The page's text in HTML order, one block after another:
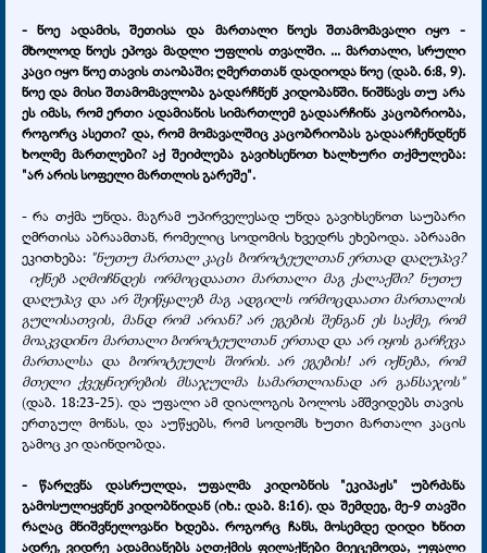
- ნოე ადამის, შეთისა და მართალი ნოეს შთამომავალი იყო -
მხოლოდ ნოეს ეპოვა მადლი უფლის თვალში. ... მართალი, სრული
კაცი იყო ნოე თავის თაობაში; ღმერთთან დადიოდა ნოე (დაბ. 6:8, 9).
ნოე და მისი შთამომავლობა გადარჩნენ კიდობანში. ნიშნავს თუ არა
ეს იმას, რომ ერთი ადამიანის სიმართლემ გადაარჩინა კაცობრიობა,
როგორც ასეთი? და, რომ მომავალშიც კაცობრიობას გადაარჩენდნენ
ხოლმე მართლები? აქ შეიძლება გავიხსენოთ ხალხური თქმულება:
"არ არის სოფელი მართლის გარეშე".
- რა თქმა უნდა. მაგრამ უპირველესად უნდა გავიხსენოთ საუბარი
ღმრთისა აბრაამთან, რომელიც სოდომის ხვედრს ეხებოდა. აბრაამი
ეკითხება: "ნუთუ მართალ კაცს ბოროტეულთან ერთად დაღუპავ?
იქნებ აღმოჩნდეს ორმოცდაათი მართალი მაგ ქალაქში? ნუთუ
დაღუპავ და არ შეიწყალებ მაგ ადგილს ორმოცდაათი მართალის
გულისათვის, მანდ რომ არიან? არ ეგების შენგან ეს საქმე, რომ
მოაკვდინო მართალი ბოროტეულთან ერთად და არ იყოს გარჩევა
მართალსა და ბოროტეულს შორის. არ ეგების! არ იქნება, რომ
მთელი ქვეყნიერების მსაჯულმა სამართლიანად არ განსაჯოს"
(დაბ. 18:23-25). და უფალი ამ დიალოგის ბოლოს ამშვიდებს თავის
ერთგულ მონას, და აუწყებს, რომ სოდომს ხუთი მართალი კაცის
გამოც კი დაინდობდა.
- წარღვნა დასრულდა, უფალმა კიდობნის "ეკიპაჟს" უბრძანა
გამოსულიყვნენ კიდობნიდან (იხ.: დაბ. 8:16). და შემდეგ, მე-9 თავში
რაღაც მნიშვნელოვანი ხდება. როგორც ჩანს, მოსემდე დიდი ხნით
ადრე, ვიდრე ადამიანებს აღთქმის ფილაქნები მიეცემოდა, უფალი